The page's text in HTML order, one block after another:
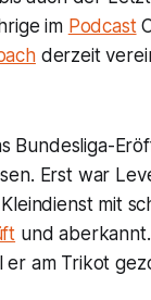
im Podcast
derzeit
Bundesliga-
Erst war
mit
und
er am Trikot